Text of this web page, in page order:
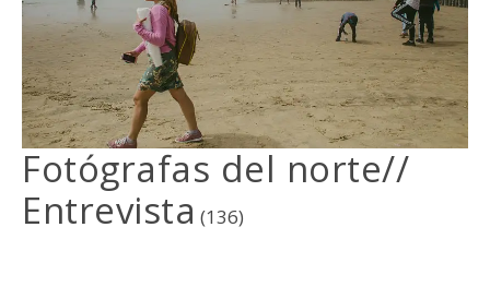
Fotógrafas del norte//
Entrevista (136)